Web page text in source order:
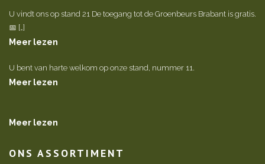
U vindt ons op stand 21 De toegang tot de Groenbeurs Brabant is gratis.
📅 […]
Meer lezen
U bent van harte welkom op onze stand, nummer 11.
Meer lezen
Meer lezen
ONS ASSORTIMENT